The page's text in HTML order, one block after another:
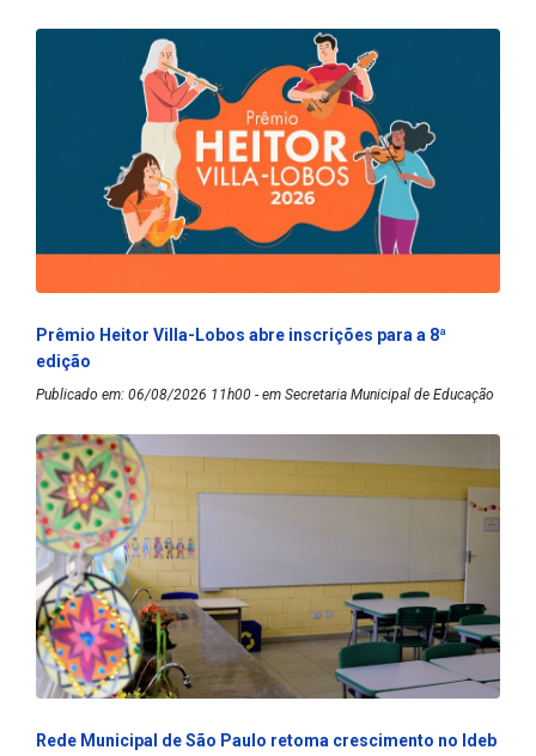
Prêmio Heitor Villa-Lobos abre inscrições para a 8ª
edição
Publicado em: 06/08/2026 11h00 - em Secretaria Municipal de Educação
Rede Municipal de São Paulo retoma crescimento no Ideb